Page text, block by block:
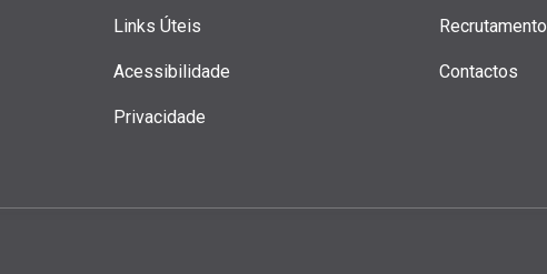
Links Úteis
Acessibilidade
Privacidade
Recrutamento
Contactos